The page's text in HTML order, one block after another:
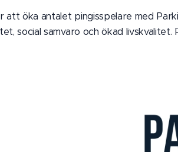
öka antalet pingisspelare med
social samvaro och ökad